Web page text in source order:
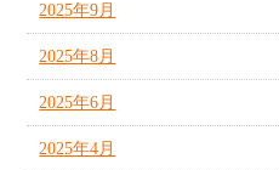
2025年9月
2025年8月
2025年6月
2025年4月